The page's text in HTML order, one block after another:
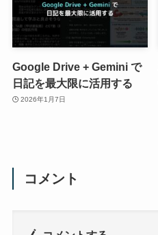
Google Drive + Gemini で
日記を最大限に活用する
2026年1月7日
コメント